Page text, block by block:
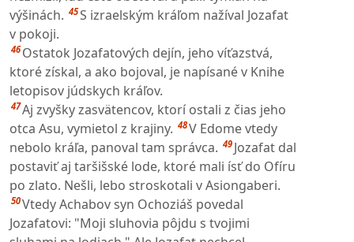
výšinách. 45S izraelským kráľom nažíval Jozafat
v pokoji.
46 Ostatok Jozafatových dejín, jeho víťazstvá,
ktoré získal, a ako bojoval, je napísané v Knihe
letopisov júdskych kráľov.
47Aj zvyšky zasvätencov, ktorí ostali z čias jeho
otca Asu, vymietol z krajiny. 48V Edome vtedy
nebolo kráľa, panoval tam správca. 49 Jozafat dal
postaviť aj taršišské lode, ktoré mali ísť do Ofíru
po zlato. Nešli, lebo stroskotali v Asiongaberi.
50Vtedy Achabov syn Ochoziáš povedal
Jozafatovi: "Moji sluhovia pôjdu s tvojimi